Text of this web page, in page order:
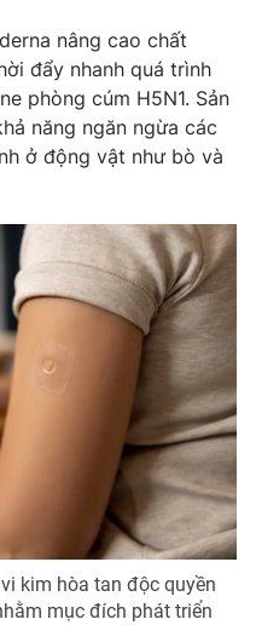
video
nâng cao chất
đẩy nhanh quá trình
phòng cúm H5N1. Sản
năng ngăn ngừa các
ở động vật như bò và
kim hòa tan độc quyền
mục đích phát triển